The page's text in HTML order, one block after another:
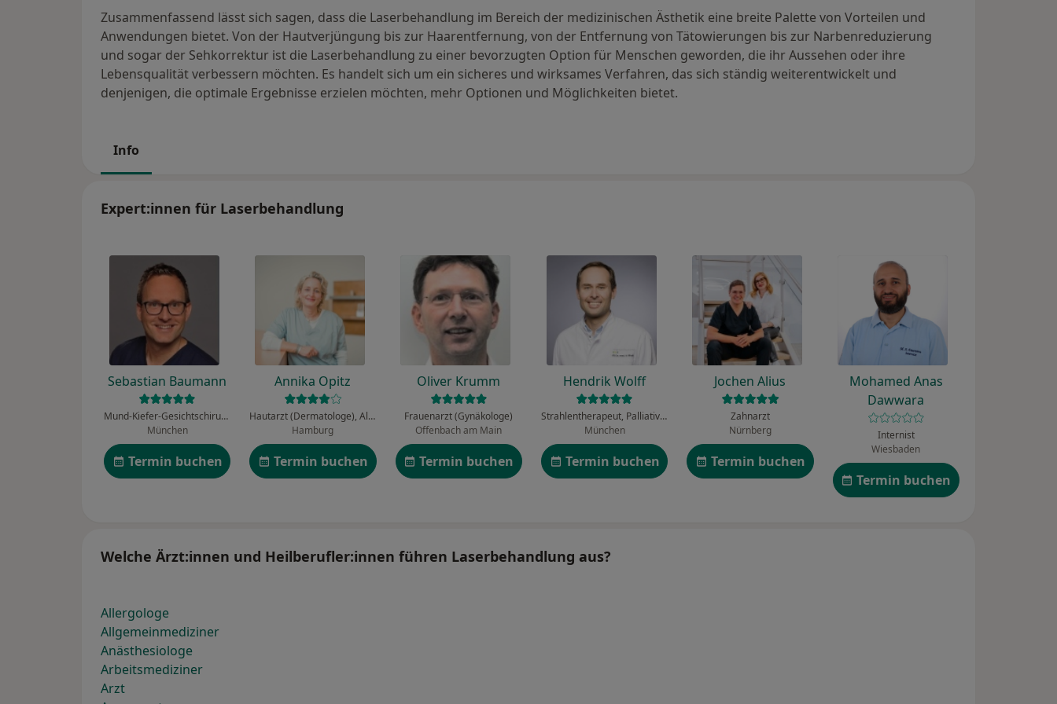
Zusammenfassend lässt sich sagen, dass die Laserbehandlung im Bereich der medizinischen Ästhetik eine breite Palette von Vorteilen und
Anwendungen bietet. Von der Hautverjüngung bis zur Haarentfernung, von der Entfernung von Tätowierungen bis zur Narbenreduzierung
und sogar der Sehkorrektur ist die Laserbehandlung zu einer bevorzugten Option für Menschen geworden, die ihr Aussehen oder ihre
Lebensqualität verbessern möchten. Es handelt sich um ein sicheres und wirksames Verfahren, das sich ständig weiterentwickelt und
denjenigen, die optimale Ergebnisse erzielen möchten, mehr Optionen und Möglichkeiten bietet.
Info
Expert:innen für Laserbehandlung
Sebastian Baumann
Mund-Kiefer-Gesichtschirurg, Oralchirurg, Zahnarzt
München
Termin buchen
Annika Opitz
Hautarzt (Dermatologe), Allergologe, Ambulantes Operationszentrum
Hamburg
Termin buchen
Oliver Krumm
Frauenarzt (Gynäkologe)
Offenbach am Main
Termin buchen
Hendrik Wolff
Strahlentherapeut, Palliativmediziner
München
Termin buchen
Jochen Alius
Zahnarzt
Nürnberg
Termin buchen
Mohamed Anas
Dawwara
Internist
Wiesbaden
Termin buchen
Welche Ärzt:innen und Heilberufler:innen führen Laserbehandlung aus?
Allergologe
Allgemeinmediziner
Anästhesiologe
Arbeitsmediziner
Arzt